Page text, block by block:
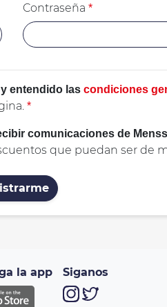
Contraseña *
entendido las condiciones
*
comunicaciones de
que puedan ser de
la app Siganos